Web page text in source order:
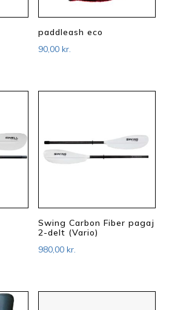
paddleash eco
90,00kr.
Swing Carbon Fiber pagaj
2-delt (Vario)
980,00kr.